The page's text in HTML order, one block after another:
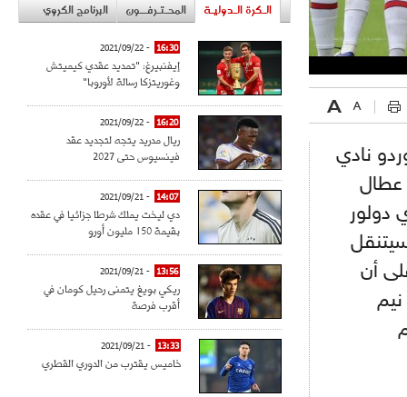
نادي
عطال
دولور
أن
الـكرة الـدوليـة المحـتـرفــون البرنامج الكروي
16:30
- 2021/09/22
إيفنبيرغ: "تمديد عقدي كيميتش
وغوريتزكا رسالة لأوروبا"
16:20
- 2021/09/22
ريال مدريد يتجه لتجديد عقد
فينسيوس حتى 2027
14:07
- 2021/09/21
دي ليخت يملك شرطا جزائيا في عقده
بقيمة 150 مليون أورو
13:56
- 2021/09/21
ريكي بويغ يتمنى رحيل كومان في
أقرب فرصة
13:33
- 2021/09/21
خاميس يقترب من الدوري القطري